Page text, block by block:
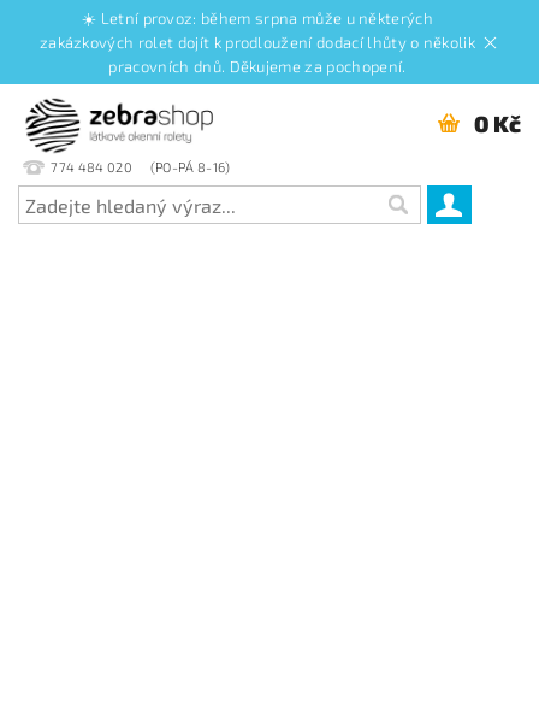
☀️ Letní provoz: během srpna může u některých
zakázkových rolet dojít k prodloužení dodací lhůty o několik
pracovních dnů. Děkujeme za pochopení.
774 484 020
0 Kč